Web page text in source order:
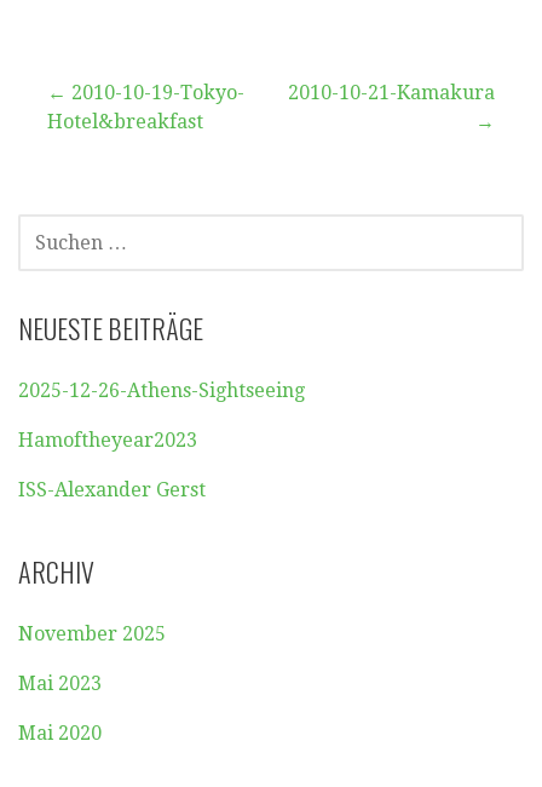
Beitragsnavigation
← 2010-10-19-Tokyo-
Hotel&breakfast
2010-10-21-Kamakura
→
SUCHEN
NACH:
NEUESTE BEITRÄGE
2025-12-26-Athens-Sightseeing
Hamoftheyear2023
ISS-Alexander Gerst
ARCHIV
November 2025
Mai 2023
Mai 2020